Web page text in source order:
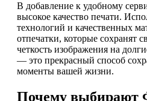
В добавление к удобному
высокое качество печати.
технологий и качественных
отпечатки, которые сохранят
четкость изображения на
— это прекрасный способ
моменты вашей жизни.
Почему выбирают